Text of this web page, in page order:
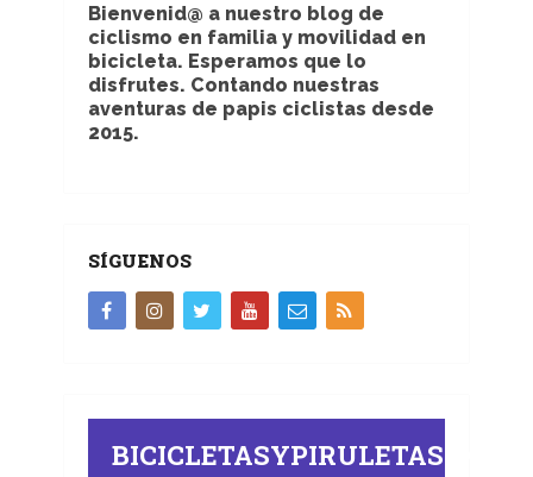
Bienvenid@ a nuestro blog de
ciclismo en familia y movilidad en
bicicleta. Esperamos que lo
disfrutes. Contando nuestras
aventuras de papis ciclistas desde
2015.
SÍGUENOS
BICICLETASYPIRULETAS.COM